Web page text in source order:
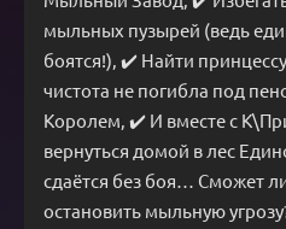
мыльных пузырей (ведь
боятся!), ✔️ Найти
чистота не погибла под
Королем, ✔️ И вместе с
вернуться домой в лес
сдаётся без боя… Сможет
остановить мыльную